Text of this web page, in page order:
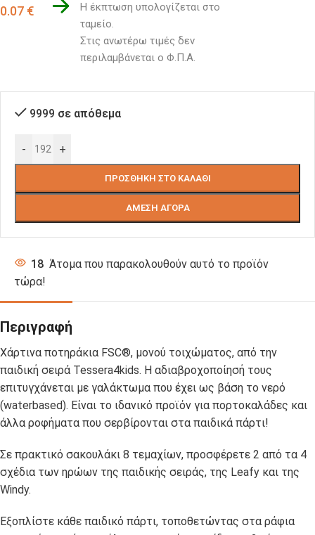
0.07 €
Η έκπτωση υπολογίζεται στο
ταμείο.
Στις ανωτέρω τιμές δεν
περιλαμβάνεται ο Φ.Π.Α.
9999 σε απόθεμα
- +
ΠΡΟΣΘΉΚΗ ΣΤΟ ΚΑΛΆΘΙ
ΆΜΕΣΗ ΑΓΟΡΆ
18 Άτομα που παρακολουθούν αυτό το προϊόν
τώρα!
Περιγραφή
Χάρτινα ποτηράκια FSC®, μονού τοιχώματος, από την
παιδική σειρά Tessera4kids. Η αδιαβροχοποίησή τους
επιτυγχάνεται με γαλάκτωμα που έχει ως βάση το νερό
(waterbased). Eίναι το ιδανικό προϊόν για πορτοκαλάδες και
άλλα ροφήματα που σερβίρονται στα παιδικά πάρτι!
Σε πρακτικό σακουλάκι 8 τεμαχίων, προσφέρετε 2 από τα 4
σχέδια των ηρώων της παιδικής σειράς, της Leafy και της
Windy.
Εξοπλίστε κάθε παιδικό πάρτι, τοποθετώντας στα ράφια